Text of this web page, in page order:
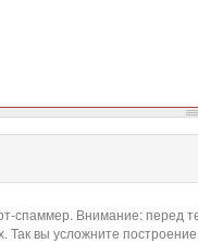
спаммер. Внимание: перед
Так вы усложните